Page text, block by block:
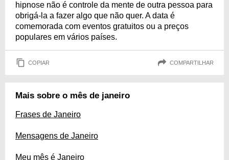
hipnose não é controle da mente de outra pessoa para
obrigá-la a fazer algo que não quer. A data é
comemorada com eventos gratuitos ou a preços
populares em vários países.
COPIAR COMPARTILHAR
Mais sobre o mês de janeiro
Frases de Janeiro
Mensagens de Janeiro
Meu mês é Janeiro